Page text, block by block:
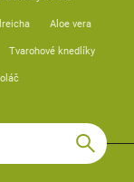
Aloe vera
Tvarohové knedlíky